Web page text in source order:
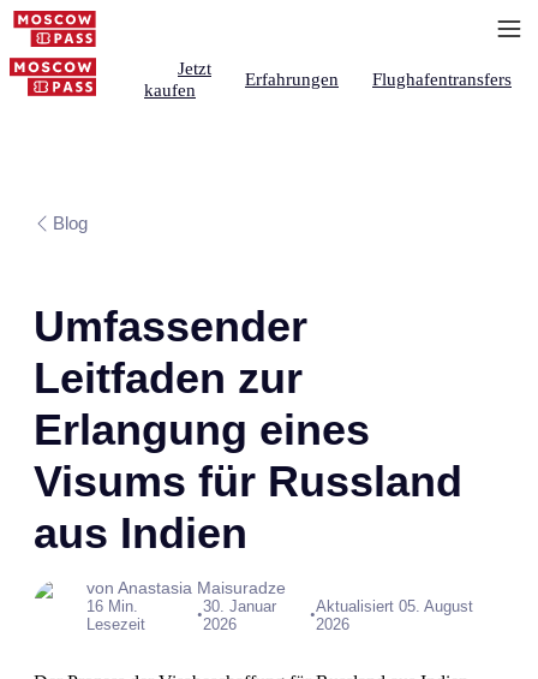
Jetzt
kaufen
Erfahrungen Flughafentransfers
Blog
Umfassender
Leitfaden zur
Erlangung eines
Visums für Russland
aus Indien
von Anastasia Maisuradze
16 Min.
Lesezeit
•30. Januar
2026
•Aktualisiert 05. August
2026